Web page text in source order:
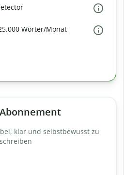
Wörter/Monat
klar und selbstbewusst zu
schreiben